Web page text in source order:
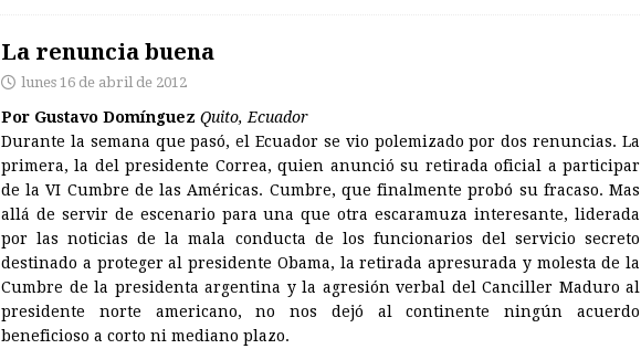
La renuncia buena
lunes 16 de abril de 2012
Por Gustavo Domínguez Quito, Ecuador
Durante la semana que pasó, el Ecuador se vio polemizado por dos renuncias. La
primera, la del presidente Correa, quien anunció su retirada oficial a participar
de la VI Cumbre de las Américas. Cumbre, que finalmente probó su fracaso. Mas
allá de servir de escenario para una que otra escaramuza interesante, liderada
por las noticias de la mala conducta de los funcionarios del servicio secreto
destinado a proteger al presidente Obama, la retirada apresurada y molesta de la
Cumbre de la presidenta argentina y la agresión verbal del Canciller Maduro al
presidente norte americano, no nos dejó al continente ningún acuerdo
beneficioso a corto ni mediano plazo.